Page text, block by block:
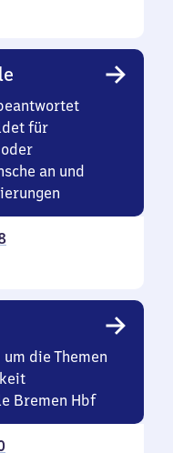
für
an und
die Themen
Bremen Hbf